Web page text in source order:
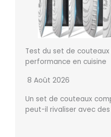
Test du set de couteaux
performance en cuisine
8 Août 2026
Un set de couteaux
peut-il rivaliser avec